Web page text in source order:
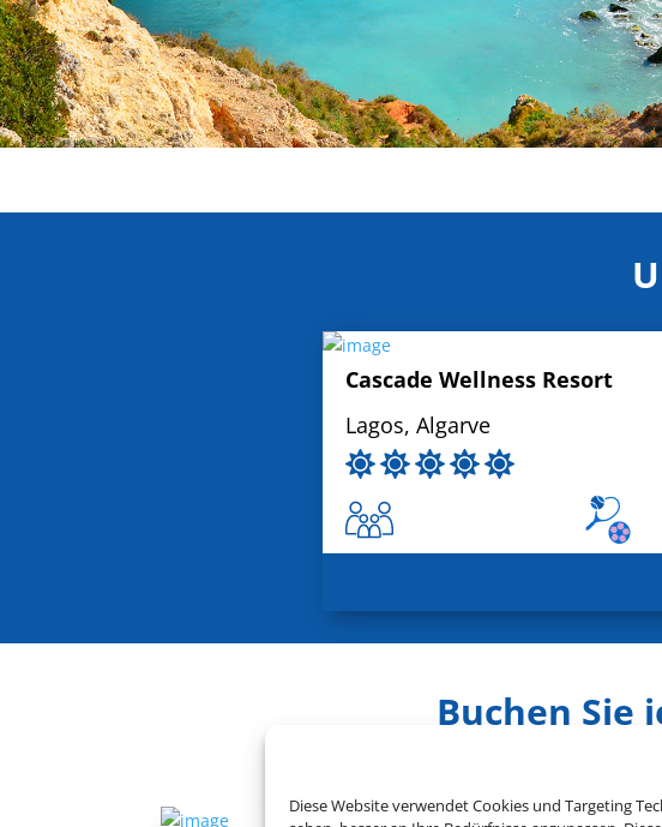
Diese Website verwendet Cookies und Targeting
Cascade Wellness Resort
Lagos, Algarve
Buchen Sie